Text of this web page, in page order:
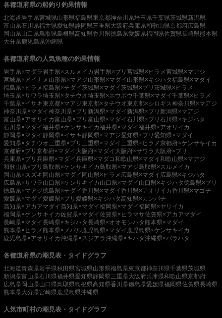
各都道府県の船釣り釣果情報
北海道岩手県宮城県山形県福島県東京都神奈川県埼玉県千葉県茨城県新潟県
富山県石川県福井県愛知県静岡県三重県大阪府兵庫県和歌山県京都府広島県
岡山県山口県鳥取県島根県高知県香川県徳島県愛媛県福岡県佐賀県長崎県熊本県
大分県 鹿児島県沖縄県
各都道府県の人気魚種の釣果情報
岩手県×マダラ 岩手県×スルメイカ 岩手県×ブリ 宮城県×ヒラメ宮城県×マアジ
宮城県×アイナメ 山形県×マアジ山形県×マダイ 山形県×キジハタ福島県×マダイ
福島県×ヒラメ福島県×チダイ茨城県×マダイ茨城県×ブリ 茨城県×ヒラメ
埼玉県×サワラ埼玉県×タチウオ埼玉県×ホウボウ千葉県×マダイ千葉県×ヒラメ
千葉県×イサキ東京都×マアジ東京都×タチウオ東京都×シロギス神奈川県×マアジ
神奈川県×マダイ神奈川県×ブリ 新潟県×マダイ 新潟県×ブリ 新潟県×マアジ
富山県×アオリイカ富山県×ブリ 富山県×マダイ石川県×ブリ 石川県×キジハタ
石川県×マダイ福井県×ケンサキイカ福井県×マダイ福井県×アオリイカ
静岡県×マダイ静岡県×イサキ静岡県×マアジ愛知県×ブリ 愛知県×マダイ
愛知県×タチウオ三重県×ブリ 三重県×マダイ 三重県×ヒラメ京都府×ケンサキイカ
京都府×ブリ 京都府×マダイ 大阪府×マダイ 大阪府×サワラ 大阪府×ブリ
兵庫県×ブリ 兵庫県×マダイ兵庫県×マダコ和歌山県×マダイ和歌山県×マアジ
和歌山県×ブリ 鳥取県×ケンサキイカ 鳥取県×マアジ鳥取県×スルメイカ
岡山県×スズキ岡山県×マダイ 岡山県×ヒラメ 広島県×マダイ 広島県×キジハタ
広島県×サワラ 山口県×ケンサキイカ 山口県×マダイ 山口県×キジハタ徳島県×ブリ
徳島県×マアジ徳島県×チダイ香川県×マダイ香川県×アオリイカ香川県×マゴチ
愛媛県×マダイ愛媛県×ブリ 愛媛県×キジハタ高知県×カンパチ
高知県×アカアマダイ高知県×マダイ福岡県×マダイ福岡県×ヤリイカ
福岡県×ケンサキイカ佐賀県×マダイ佐賀県×ヒラマサ佐賀県×アカアマダイ
長崎県×マダイ長崎県×キジハタ長崎県×オオモンハタ 熊本県×マダイ
熊本県×ヒラメ 熊本県×メバル鹿児島県×マダイ 鹿児島県×ケンサキイカ
鹿児島県×アオリイカ沖縄県×スジアラ沖縄県×キハダ沖縄県×バラハタ
各都道府県の潮見表・タイドグラフ
北海道青森県岩手県秋田県宮城県山形県福島県東京都神奈川県千葉県茨城県
新潟県富山県石川県福井県愛知県静岡県三重県大阪府兵庫県和歌山県京都府
広島県岡山県山口県鳥取県島根県高知県香川県徳島県愛媛県福岡県佐賀県長崎県
熊本県大分県宮崎県 鹿児島県沖縄県
人気市町村の潮見表・タイドグラフ